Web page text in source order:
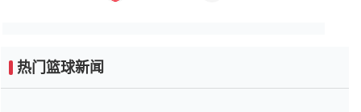
热门篮球新闻